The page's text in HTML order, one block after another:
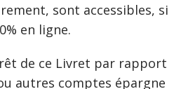
sont accessibles, si
en ligne.
de ce Livret par rapport
autres comptes épargne